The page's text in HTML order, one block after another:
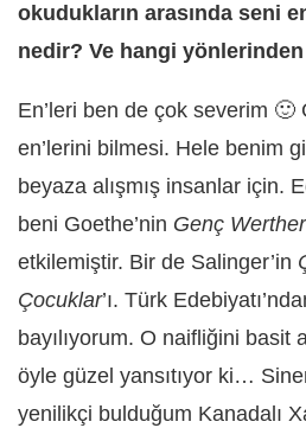
okudukların arasında seni
nedir? Ve hangi
En’leri ben de çok severim 🙂
en’lerini bilmesi. Hele benim
beyaza alışmış insanlar için.
beni Goethe’nin Genç
etkilemiştir. Bir de Salinger’in
Çocuklar’ı. Türk
bayılıyorum. O naifliğini basit
öyle güzel yansıtıyor ki…
yenilikçi bulduğum Kanadalı